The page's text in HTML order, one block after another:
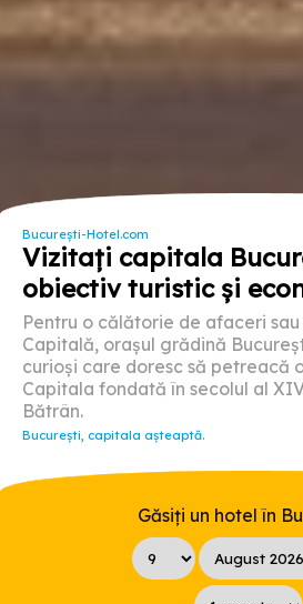
București-Hotel.com
Vizitați capitala
obiectiv turistic și
Pentru o călătorie de afaceri
Capitală, orașul grădină
curioși care doresc să petreacă
Capitala fondată în secolul al
Bătrân.
București, capitala așteaptă.
Găsiți un hotel în